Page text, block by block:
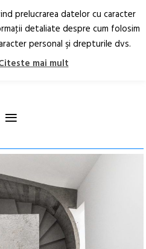
RO EN
≡
prelucrarea datelor cu caracter
detaliate despre cum folosim
personal şi drepturile dvs.
mai mult